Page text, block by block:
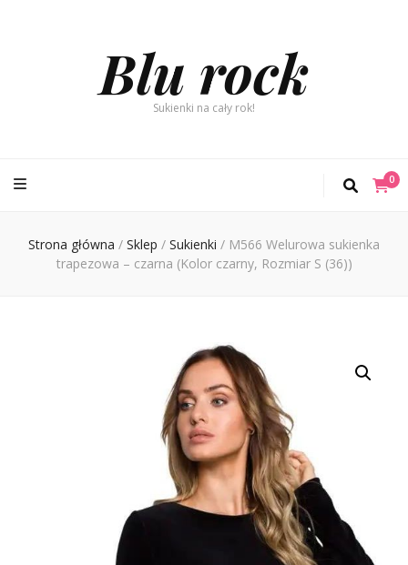
Blu rock
Sukienki na cały rok!
0
Strona główna / Sklep / Sukienki / M566 Welurowa sukienka
trapezowa – czarna (Kolor czarny, Rozmiar S (36))